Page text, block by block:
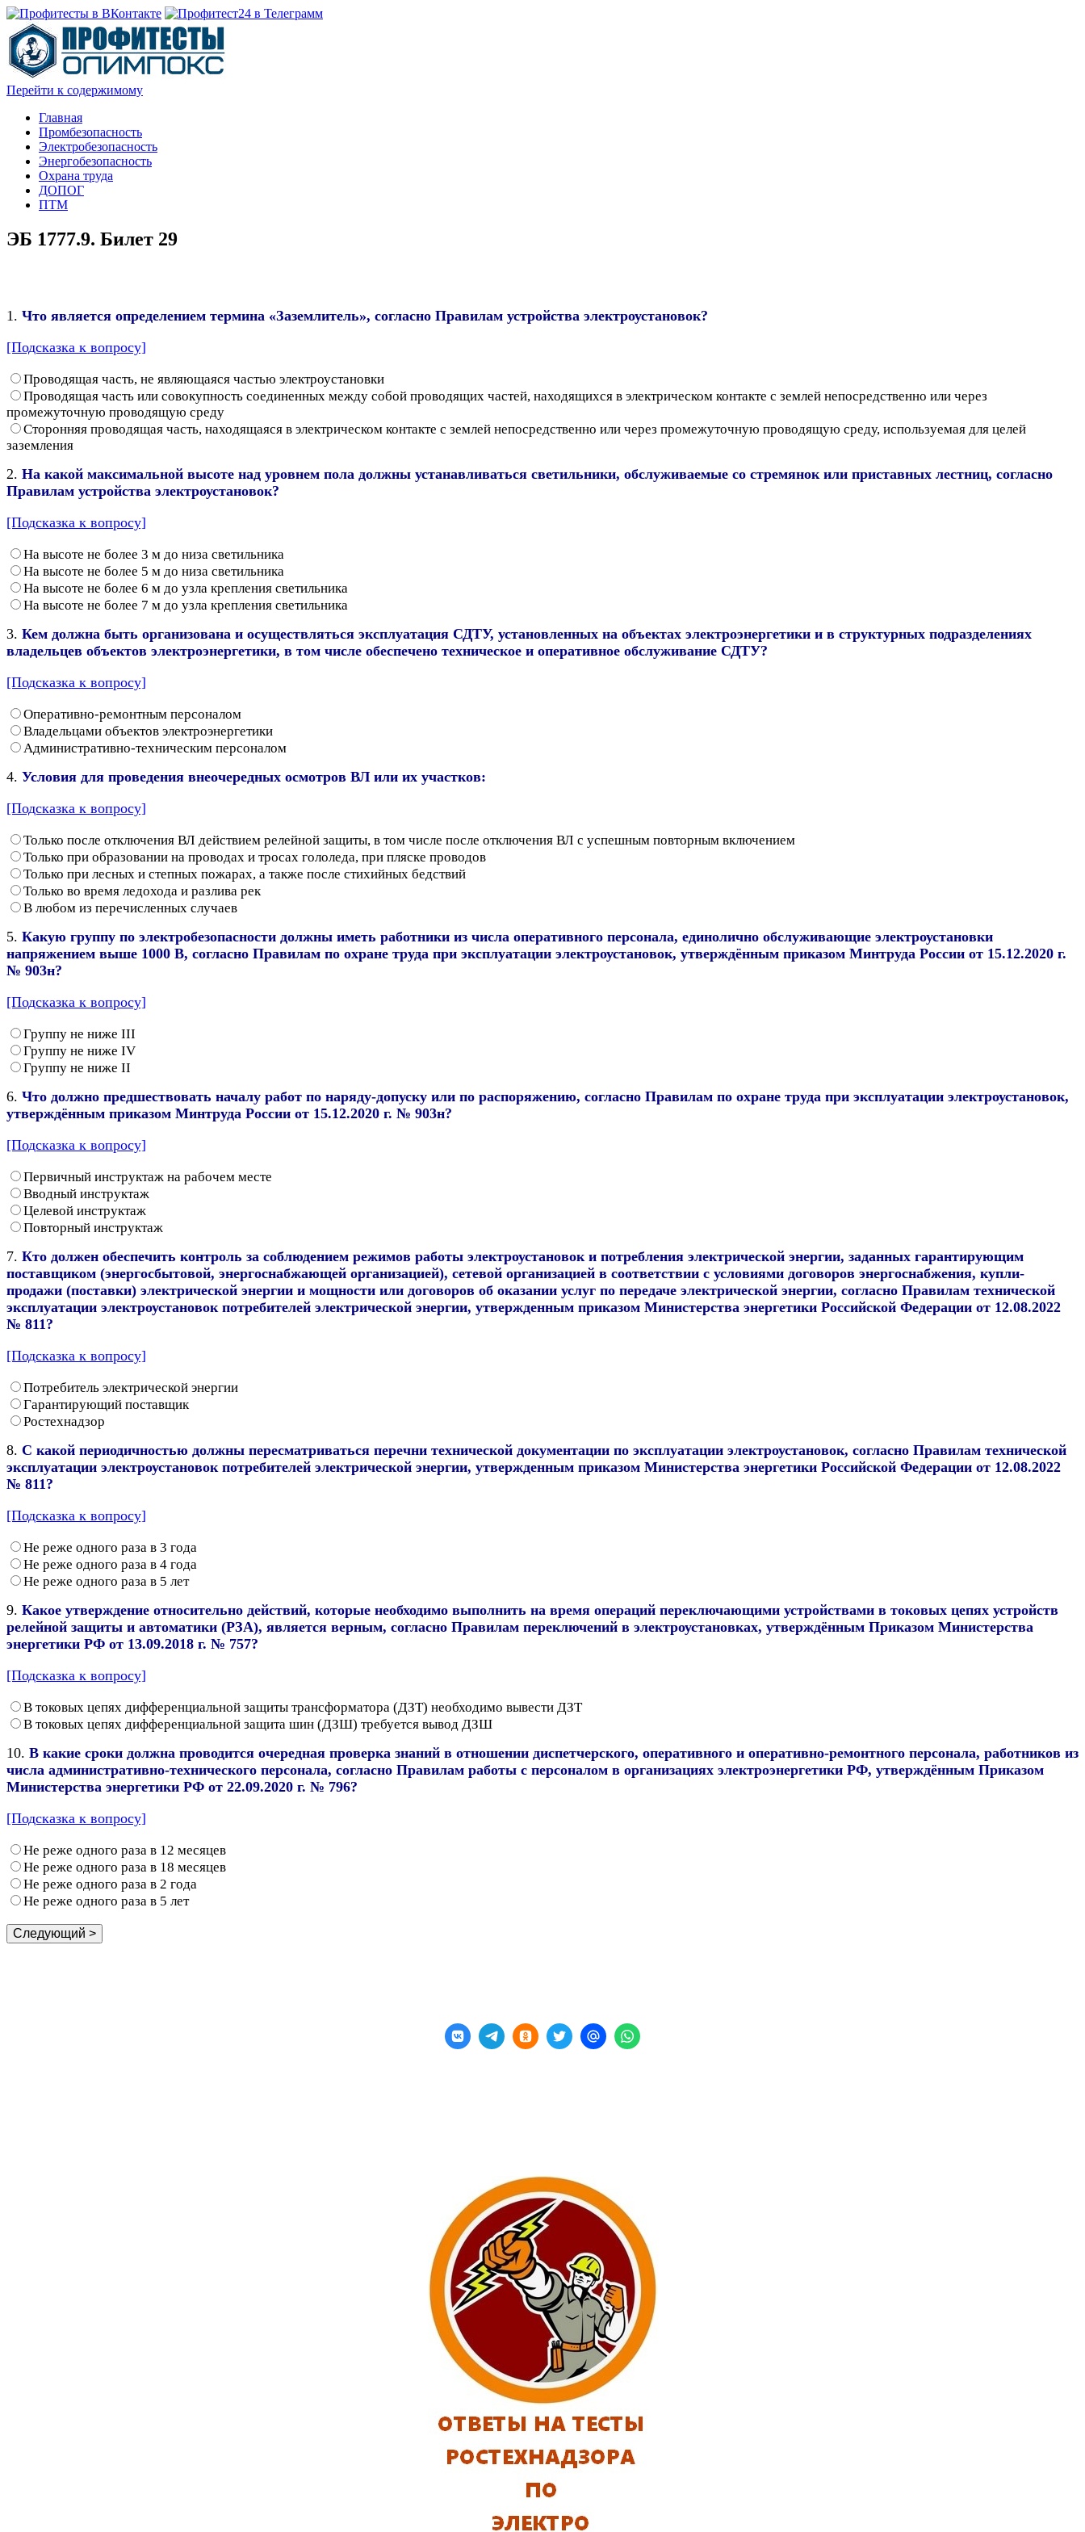
Перейти к содержимому
Главная
Промбезопасность
Электробезопасность
Энергобезопасность
Охрана труда
ДОПОГ
ПТМ
ЭБ 1777.9. Билет 29
1. Что является определением термина «Заземлитель», согласно Правилам устройства электроустановок?
[Подсказка к вопросу]
Проводящая часть, не являющаяся частью электроустановки
Проводящая часть или совокупность соединенных между собой проводящих частей, находящихся в электрическом контакте с землей непосредственно или через
промежуточную проводящую среду
Сторонняя проводящая часть, находящаяся в электрическом контакте с землей непосредственно или через промежуточную проводящую среду, используемая для целей
заземления
2. На какой максимальной высоте над уровнем пола должны устанавливаться светильники, обслуживаемые со стремянок или приставных лестниц, согласно
Правилам устройства электроустановок?
[Подсказка к вопросу]
На высоте не более 3 м до низа светильника
На высоте не более 5 м до низа светильника
На высоте не более 6 м до узла крепления светильника
На высоте не более 7 м до узла крепления светильника
3. Кем должна быть организована и осуществляться эксплуатация СДТУ, установленных на объектах электроэнергетики и в структурных подразделениях
владельцев объектов электроэнергетики, в том числе обеспечено техническое и оперативное обслуживание СДТУ?
[Подсказка к вопросу]
Оперативно-ремонтным персоналом
Владельцами объектов электроэнергетики
Административно-техническим персоналом
4. Условия для проведения внеочередных осмотров ВЛ или их участков:
[Подсказка к вопросу]
Только после отключения ВЛ действием релейной защиты, в том числе после отключения ВЛ с успешным повторным включением
Только при образовании на проводах и тросах гололеда, при пляске проводов
Только при лесных и степных пожарах, а также после стихийных бедствий
Только во время ледохода и разлива рек
В любом из перечисленных случаев
5. Какую группу по электробезопасности должны иметь работники из числа оперативного персонала, единолично обслуживающие электроустановки
напряжением выше 1000 В, согласно Правилам по охране труда при эксплуатации электроустановок, утверждённым приказом Минтруда России от 15.12.2020 г.
№ 903н?
[Подсказка к вопросу]
Группу не ниже III
Группу не ниже IV
Группу не ниже II
6. Что должно предшествовать началу работ по наряду-допуску или по распоряжению, согласно Правилам по охране труда при эксплуатации электроустановок,
утверждённым приказом Минтруда России от 15.12.2020 г. № 903н?
[Подсказка к вопросу]
Первичный инструктаж на рабочем месте
Вводный инструктаж
Целевой инструктаж
Повторный инструктаж
7. Кто должен обеспечить контроль за соблюдением режимов работы электроустановок и потребления электрической энергии, заданных гарантирующим
поставщиком (энергосбытовой, энергоснабжающей организацией), сетевой организацией в соответствии с условиями договоров энергоснабжения, купли-
продажи (поставки) электрической энергии и мощности или договоров об оказании услуг по передаче электрической энергии, согласно Правилам технической
эксплуатации электроустановок потребителей электрической энергии, утвержденным приказом Министерства энергетики Российской Федерации от 12.08.2022
№ 811?
[Подсказка к вопросу]
Потребитель электрической энергии
Гарантирующий поставщик
Ростехнадзор
8. С какой периодичностью должны пересматриваться перечни технической документации по эксплуатации электроустановок, согласно Правилам технической
эксплуатации электроустановок потребителей электрической энергии, утвержденным приказом Министерства энергетики Российской Федерации от 12.08.2022
№ 811?
[Подсказка к вопросу]
Не реже одного раза в 3 года
Не реже одного раза в 4 года
Не реже одного раза в 5 лет
9. Какое утверждение относительно действий, которые необходимо выполнить на время операций переключающими устройствами в токовых цепях устройств
релейной защиты и автоматики (РЗА), является верным, согласно Правилам переключений в электроустановках, утверждённым Приказом Министерства
энергетики РФ от 13.09.2018 г. № 757?
[Подсказка к вопросу]
В токовых цепях дифференциальной защиты трансформатора (ДЗТ) необходимо вывести ДЗТ
В токовых цепях дифференциальной защита шин (ДЗШ) требуется вывод ДЗШ
10. В какие сроки должна проводится очередная проверка знаний в отношении диспетчерского, оперативного и оперативно-ремонтного персонала, работников из
числа административно-технического персонала, согласно Правилам работы с персоналом в организациях электроэнергетики РФ, утверждённым Приказом
Министерства энергетики РФ от 22.09.2020 г. № 796?
[Подсказка к вопросу]
Не реже одного раза в 12 месяцев
Не реже одного раза в 18 месяцев
Не реже одного раза в 2 года
Не реже одного раза в 5 лет